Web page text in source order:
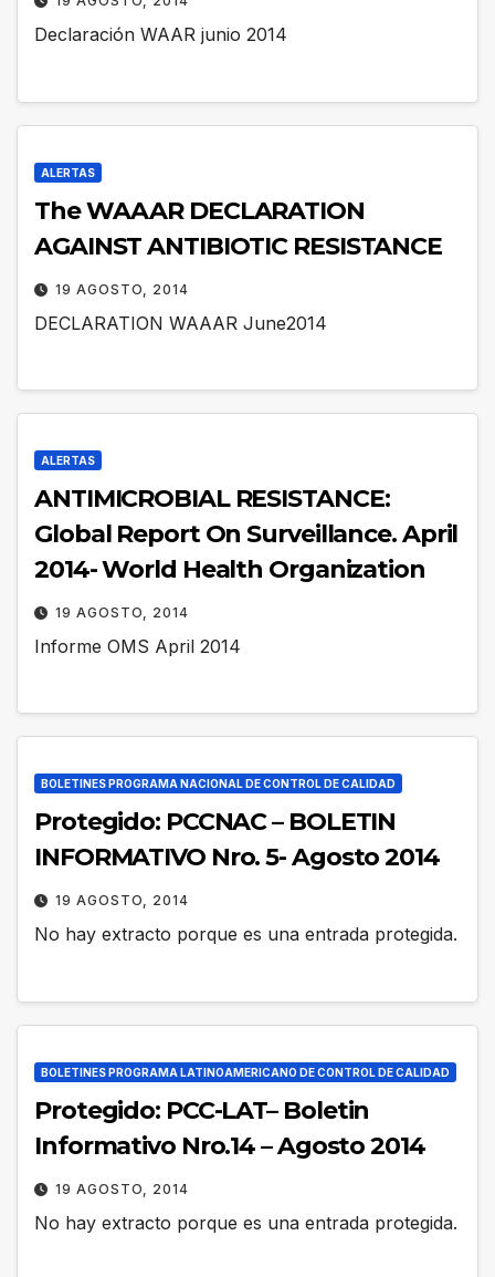
Declaración WAAR junio 2014
ALERTAS
The WAAAR DECLARATION
AGAINST ANTIBIOTIC RESISTANCE
19 AGOSTO, 2014
DECLARATION WAAAR June2014
ALERTAS
ANTIMICROBIAL RESISTANCE:
Global Report On Surveillance. April
2014- World Health Organization
19 AGOSTO, 2014
Informe OMS April 2014
BOLETINES PROGRAMA NACIONAL DE CONTROL DE CALIDAD
Protegido: PCCNAC – BOLETIN
INFORMATIVO Nro. 5- Agosto 2014
19 AGOSTO, 2014
No hay extracto porque es una entrada protegida.
BOLETINES PROGRAMA LATINOAMERICANO DE CONTROL DE CALIDAD
Protegido: PCC-LAT– Boletin
Informativo Nro.14 – Agosto 2014
19 AGOSTO, 2014
No hay extracto porque es una entrada protegida.